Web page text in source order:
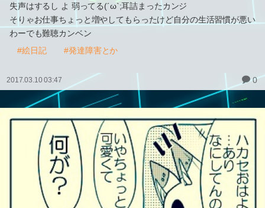
失声はするし よ 弱ってる(´ω`;耳詰まったカンジ
そりゃお仕事ちょっと増やしてもらったけど自分の生活習慣が悪い
わーでも難聴カンベン
#絵日記
#発達障害とか
2017.03.10 03:47 0